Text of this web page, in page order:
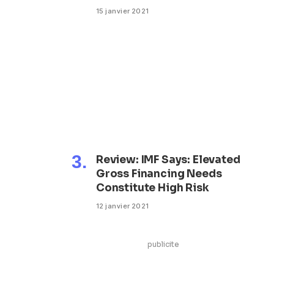
15 janvier 2021
Review: IMF Says: Elevated
Gross Financing Needs
Constitute High Risk
12 janvier 2021
publicite